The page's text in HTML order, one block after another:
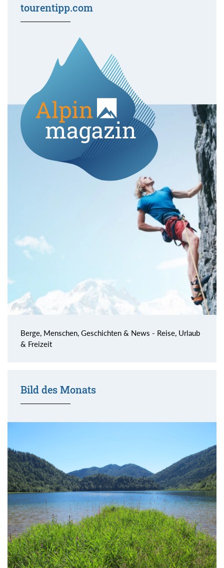
tourentipp.com
Berge, Menschen, Geschichten & News - Reise, Urlaub
& Freizeit
Bild des Monats